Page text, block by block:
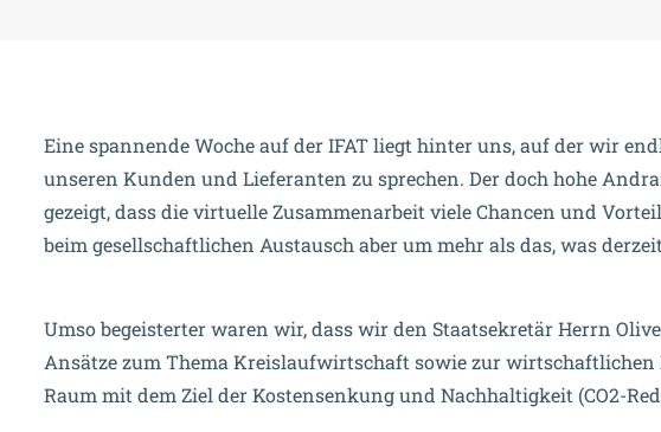
Eine spannende Woche auf der IFAT liegt hinter uns, auf der wir
unseren Kunden und Lieferanten zu sprechen. Der doch hohe
gezeigt, dass die virtuelle Zusammenarbeit viele Chancen und
beim gesellschaftlichen Austausch aber um mehr als das, was
Umso begeisterter waren wir, dass wir den Staatsekretär Herrn
Ansätze zum Thema Kreislaufwirtschaft sowie zur
Raum mit dem Ziel der Kostensenkung und Nachhaltigkeit (CO2-